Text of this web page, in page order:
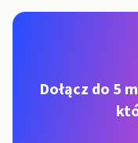
Dołącz do 5